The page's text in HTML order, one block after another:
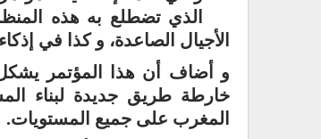
الذي تضطلع به هذه
الأجيال الصاعدة، و كذا في
و أضاف أن هذا المؤتمر
خارطة طريق جديدة لبناء
المغرب على جميع المستويات.